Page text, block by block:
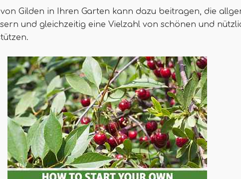
Gilden in Ihren Garten kann dazu beitragen, die
und gleichzeitig eine Vielzahl von schönen und